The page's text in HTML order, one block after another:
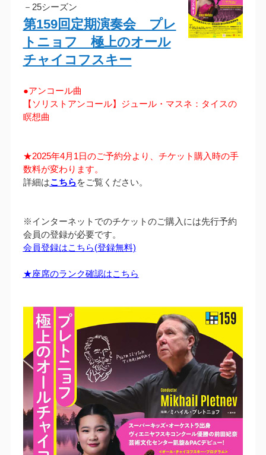
－25シーズン
第159回定期演奏会 プレ
トニョフ 極上のオール
チャイコフスキー
●アンコール曲
【ソリストアンコール】ジュール・マスネ：タイスの
瞑想曲
★2025年4月1日のご予約分より、チケット購入時の手
数料が変わります。
詳細はこちらをご覧ください。
※インターネットでのチケットのご購入には先行予約
会員の登録が必要です。
会員登録はこちら(登録無料)
★座席のランク確認はこちら